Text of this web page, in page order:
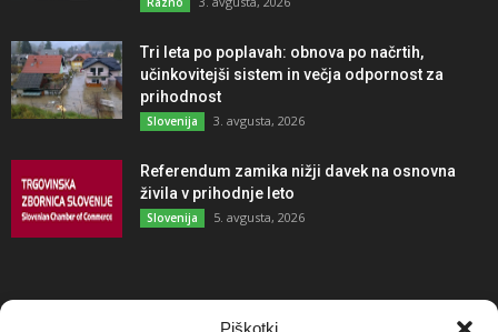
Piškotki
Tri leta po poplavah: obnova po načrtih,
učinkovitejši sistem in večja odpornost za
prihodnost
Slovenija 3. avgusta, 2026
Referendum zamika nižji davek na osnovna
živila v prihodnje leto
Slovenija 5. avgusta, 2026